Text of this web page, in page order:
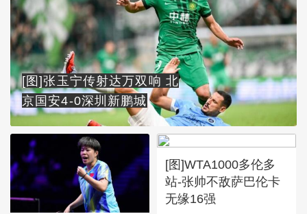
[图]张玉宁传射达万双响 北
京国安4-0深圳新鹏城
[图]WTA1000多伦多
站-张帅不敌萨巴伦卡
无缘16强